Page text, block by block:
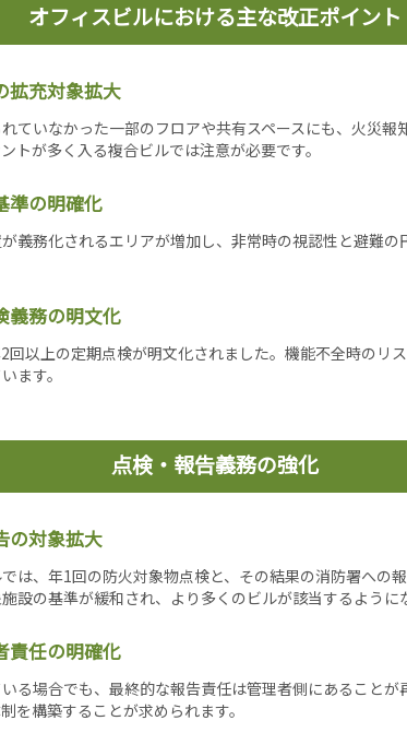
オフィスビルにおける主な改正ポイント
拡充対象拡大
ていなかった一部のフロアや共有スペースにも、火災報
トが多く入る複合ビルでは注意が必要です。
準の明確化
義務化されるエリアが増加し、非常時の視認性と避難
義務の明文化
回以上の定期点検が明文化されました。機能不全時のリ
ます。
点検・報告義務の強化
の対象拡大
は、年1回の防火対象物点検と、その結果の消防署への
設の基準が緩和され、より多くのビルが該当するように
責任の明確化
る場合でも、最終的な報告責任は管理者側にあること
を構築することが求められます。